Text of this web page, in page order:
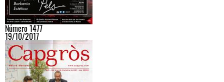
Número 1477
19/10/2017